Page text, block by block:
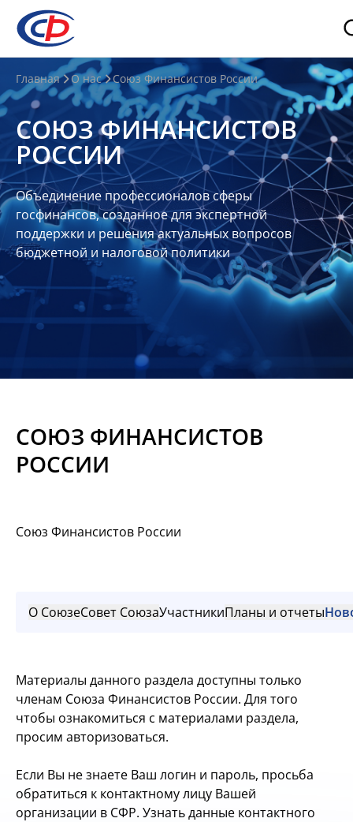
О
нас
О
СФР
Совет
Союза
Участники
Планы
отчеты
Контакты
Материалы
Главная О нас Союз Финансистов России
СОЮЗ ФИНАНСИСТОВ
РОССИИ
Объединение профессионалов сферы
госфинансов, созданное для экспертной
поддержки и решения актуальных вопросов
бюджетной и налоговой политики
СОЮЗ ФИНАНСИСТОВ
РОССИИ
Союз Финансистов России
О СоюзеСовет СоюзаУчастникиПланы и отчеты
Материалы данного раздела доступны только
членам Союза Финансистов России. Для того
чтобы ознакомиться с материалами раздела,
просим авторизоваться.
Если Вы не знаете Ваш логин и пароль, просьба
обратиться к контактному лицу Вашей
организации в СФР. Узнать данные контактного